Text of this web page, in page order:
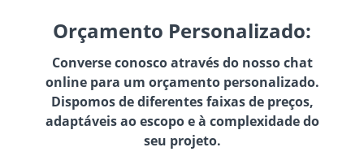
Orçamento Personalizado:
Converse conosco através do nosso chat
online para um orçamento personalizado.
Dispomos de diferentes faixas de preços,
adaptáveis ao escopo e à complexidade do
seu projeto.